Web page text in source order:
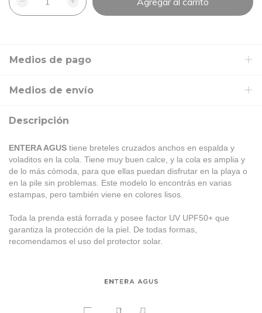
Medios de pago
Medios de envío
Descripción
ENTERA AGUS tiene breteles cruzados anchos en espalda y
voladitos en la cola. Tiene muy buen calce, y la cola es amplia y
de lo más cómoda, para que ellas puedan disfrutar en la playa o
en la pile sin problemas. Este modelo lo encontrás en varias
estampas, pero también viene en colores lisos.
Toda la prenda está forrada y posee factor UV UPF50+ que
garantiza la protección de la piel. De todas formas,
recomendamos el uso del protector solar.